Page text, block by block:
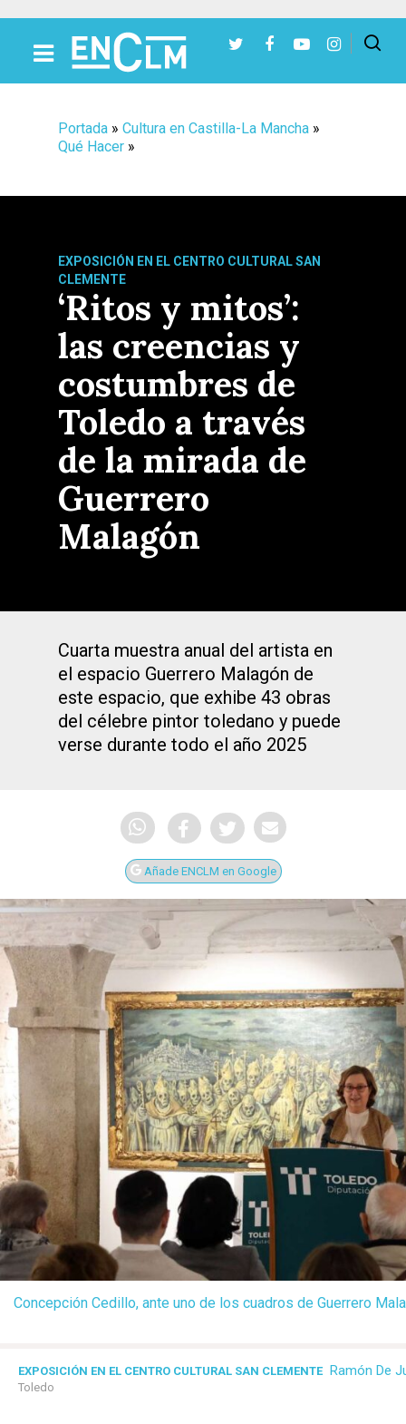
Portada » Cultura en Castilla-La Mancha »
Qué Hacer »
EXPOSICIÓN EN EL CENTRO CULTURAL SAN
CLEMENTE
‘Ritos y mitos’:
las creencias y
costumbres de
Toledo a través
de la mirada de
Guerrero
Malagón
Cuarta muestra anual del artista en
el espacio Guerrero Malagón de
este espacio, que exhibe 43 obras
del célebre pintor toledano y puede
verse durante todo el año 2025
Añade ENCLM en Google
Concepción Cedillo, ante uno de los cuadros de Guerrero
EXPOSICIÓN EN EL CENTRO CULTURAL SAN CLEMENTE Ramón De
Toledo